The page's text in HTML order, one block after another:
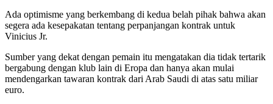
Ada optimisme yang berkembang di kedua belah pihak bahwa akan
segera ada kesepakatan tentang perpanjangan kontrak untuk
Vinicius Jr.
Sumber yang dekat dengan pemain itu mengatakan dia tidak tertarik
bergabung dengan klub lain di Eropa dan hanya akan mulai
mendengarkan tawaran kontrak dari Arab Saudi di atas satu miliar
euro.